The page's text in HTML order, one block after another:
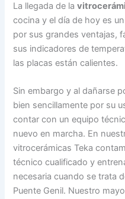
La llegada de la
cocina y el día de hoy es
por sus grandes ventajas,
sus indicadores de
las placas están calientes.
Sin embargo y al dañarse
bien sencillamente por su
contar con un equipo
nuevo en marcha. En
vitrocerámicas Teka
técnico cualificado y
necesaria cuando se trata
Puente Genil. Nuestro